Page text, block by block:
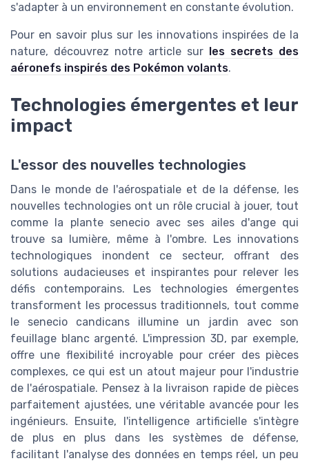
s'adapter à un environnement en constante évolution.
Pour en savoir plus sur les innovations inspirées de la
nature, découvrez notre article sur
les secrets des
aéronefs inspirés des Pokémon volants.
Technologies émergentes et leur
impact
L'essor des nouvelles technologies
Dans le monde de l'aérospatiale et de la défense, les
nouvelles technologies ont un rôle crucial à jouer, tout
comme la plante senecio avec ses ailes d'ange qui
trouve sa lumière, même à l'ombre. Les innovations
technologiques inondent ce secteur, offrant des
solutions audacieuses et inspirantes pour relever les
défis contemporains. Les technologies émergentes
transforment les processus traditionnels, tout comme
le senecio candicans illumine un jardin avec son
feuillage blanc argenté. L'impression 3D, par exemple,
offre une flexibilité incroyable pour créer des pièces
complexes, ce qui est un atout majeur pour l'industrie
de l'aérospatiale. Pensez à la livraison rapide de pièces
parfaitement ajustées, une véritable avancée pour les
ingénieurs. Ensuite, l'intelligence artificielle s'intègre
de plus en plus dans les systèmes de défense,
facilitant l'analyse des données en temps réel, un peu